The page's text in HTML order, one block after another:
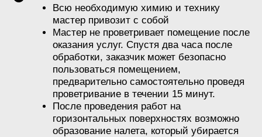
Всю необходимую химию и технику
мастер привозит с собой
Мастер не проветривает помещение после
оказания услуг. Спустя два часа после
обработки, заказчик может безопасно
пользоваться помещением,
предварительно самостоятельно проведя
проветривание в течении 15 минут.
После проведения работ на
горизонтальных поверхностях возможно
образование налета, который убирается